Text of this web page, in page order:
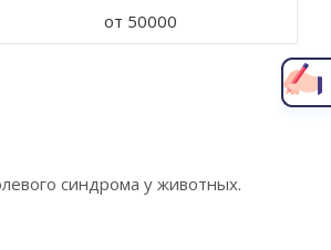
от 50000
синдрома у животных. Написать главному врачу